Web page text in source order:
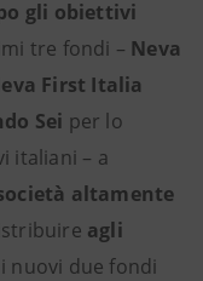
gli obiettivi
tre fondi – Neva
First Italia
Sei per lo
italiani – a
altamente
agli
i nuovi due fondi